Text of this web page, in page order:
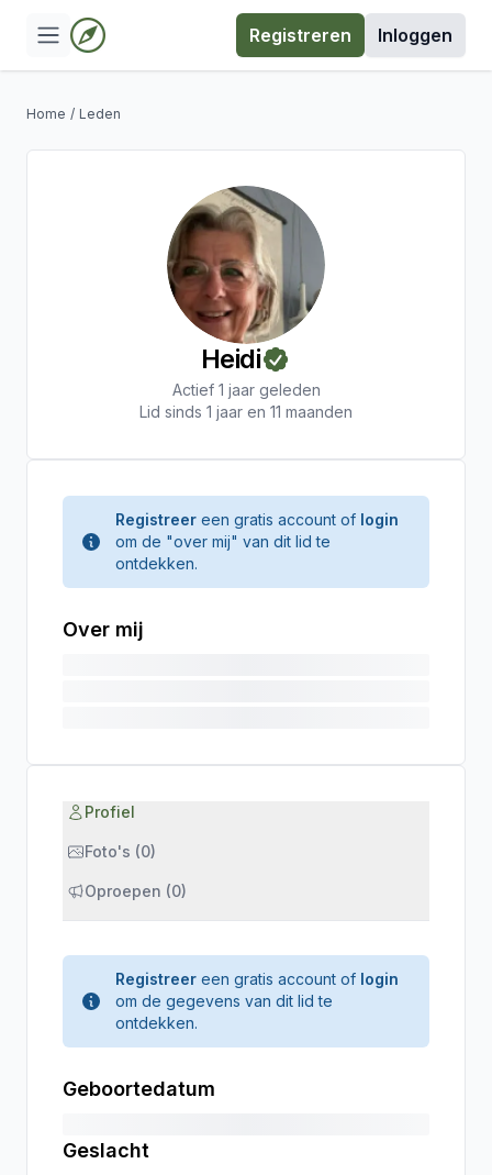
Registreren Inloggen
Home / Leden
Heidi
Actief 1 jaar geleden
Lid sinds 1 jaar en 11 maanden
Registreer een gratis account of login
om de "over mij" van dit lid te
ontdekken.
Over mij
Profiel
Foto's (0)
Oproepen (0)
Registreer een gratis account of login
om de gegevens van dit lid te
ontdekken.
Geboortedatum
Geslacht